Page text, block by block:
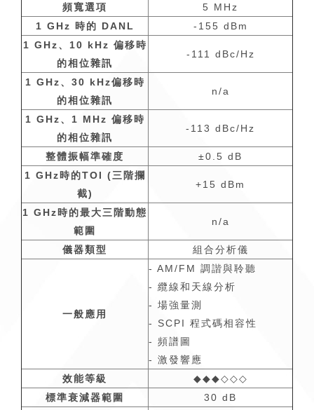
頻寬選項
5 MHz
1 GHz 時的 DANL
-155 dBm
1 GHz、 10 kHz 偏移時
的相位雜訊
-111 dBc/Hz
1 GHz、 30 kHz偏移時
的相位雜訊
n/a
1 GHz、 1 MHz 偏移時
的相位雜訊
-113 dBc/Hz
整體振幅準確度
±0.5 dB
1 GHz時的TOI (三階攔
截)
+15 dBm
1 GHz時的最大三階動態
範圍
n/a
儀器類型 組合分析儀
一般應用
- AM/FM 調諧與聆聽
- 纜線和天線分析
- 場強量測
- SCPI 程式碼相容性
- 頻譜圖
- 激發響應
效能等級
◆◆◆◇◇◇
標準衰減器範圍
30 dB